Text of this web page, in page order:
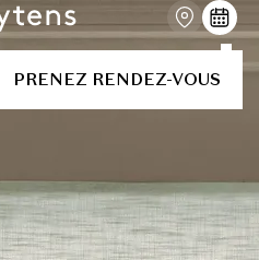
PRENEZ RENDEZ-VOUS